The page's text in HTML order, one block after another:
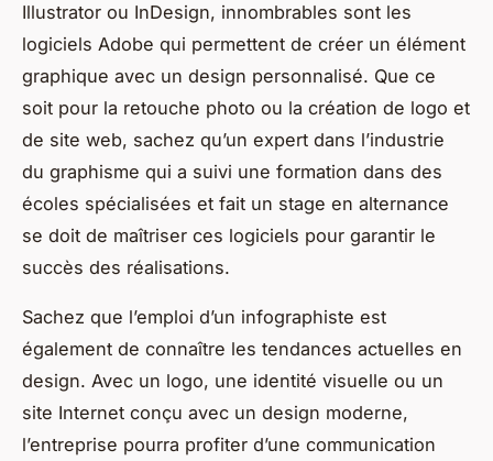
Illustrator ou InDesign, innombrables sont les
logiciels Adobe qui permettent de créer un élément
graphique avec un design personnalisé. Que ce
soit pour la retouche photo ou la création de logo et
de site web, sachez qu’un expert dans l’industrie
du graphisme qui a suivi une formation dans des
écoles spécialisées et fait un stage en alternance
se doit de maîtriser ces logiciels pour garantir le
succès des réalisations.
Sachez que l’emploi d’un infographiste est
également de connaître les tendances actuelles en
design. Avec un logo, une identité visuelle ou un
site Internet conçu avec un design moderne,
l’entreprise pourra profiter d’une communication